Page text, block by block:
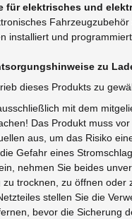
für elektrisches und
installiert und programmiert
zu
dieses Produkts zu
mit dem
Das Produkt muss
aus, um das Risiko
Gefahr eines
nehmen Sie beides
zu trocknen, zu öffnen
stellen Sie die
bevor die Sicherung